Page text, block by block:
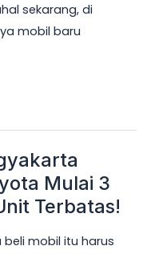
sekarang, di
mobil baru
Mulai 3
Terbatas!
beli mobil itu harus